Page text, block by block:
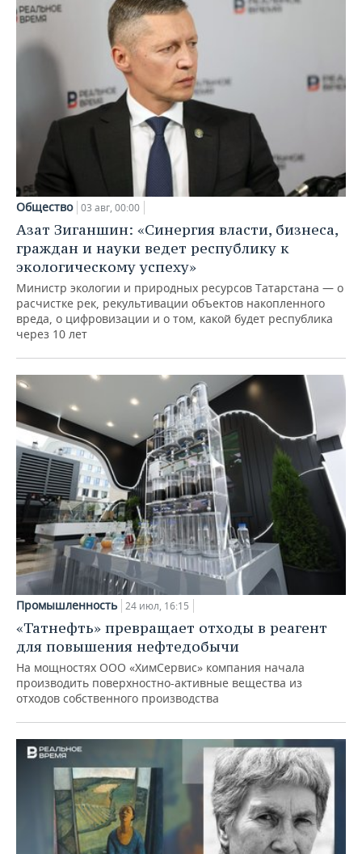
Общество 03 авг, 00:00
Азат Зиганшин: «Синергия власти, бизнеса,
граждан и науки ведет республику к
экологическому успеху»
Министр экологии и природных ресурсов Татарстана — о
расчистке рек, рекультивации объектов накопленного
вреда, о цифровизации и о том, какой будет республика
через 10 лет
Промышленность 24 июл, 16:15
«Татнефть» превращает отходы в реагент
для повышения нефтедобычи
На мощностях ООО «ХимСервис» компания начала
производить поверхностно-активные вещества из
отходов собственного производства